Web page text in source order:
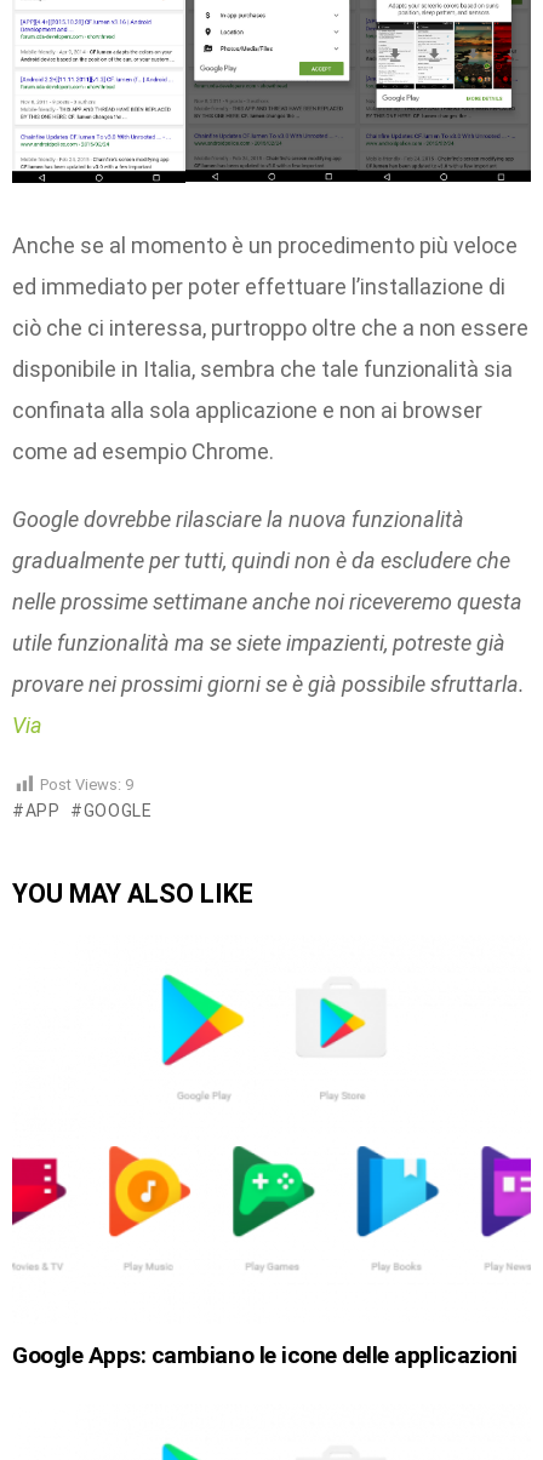
Anche se al momento è un procedimento più veloce
ed immediato per poter effettuare l’installazione di
ciò che ci interessa, purtroppo oltre che a non essere
disponibile in Italia, sembra che tale funzionalità sia
confinata alla sola applicazione e non ai browser
come ad esempio Chrome.
Google dovrebbe rilasciare la nuova funzionalità
gradualmente per tutti, quindi non è da escludere che
nelle prossime settimane anche noi riceveremo questa
utile funzionalità ma se siete impazienti, potreste già
provare nei prossimi giorni se è già possibile sfruttarla.
Via
Post Views: 9
APP GOOGLE
YOU MAY ALSO LIKE
Google Apps: cambiano le icone delle applicazioni